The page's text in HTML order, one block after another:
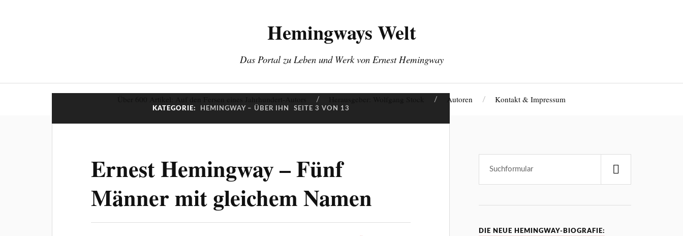
Hemingways Welt
Das Portal zu Leben und Werk von Ernest Hemingway
Autoren Kontakt & Impressum
KATEGORIE: HEMINGWAY – ÜBER IHN SEITE 3 VON 13
Ernest Hemingway – Fünf
Männer mit gleichem Namen
DIE NEUE HEMINGWAY-BIOGRAFIE: